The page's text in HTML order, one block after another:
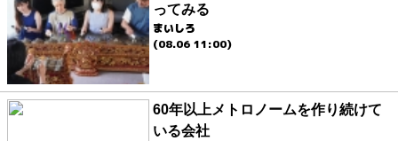
ってみる
まいしろ
(08.06 11:00)
60年以上メトロノームを作り続けて
いる会社